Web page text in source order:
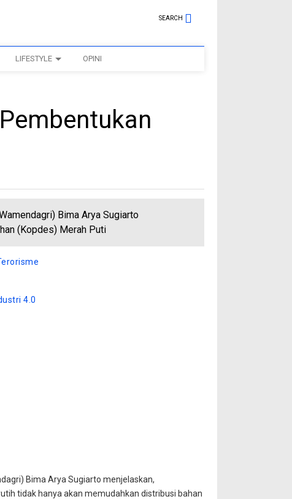
SEARCH
LIFESTYLE OPINI
Bima Arya Sugiarto
(Kopdes) Merah Puti
4.0
Bima Arya Sugiarto menjelaskan,
tidak hanya akan memudahkan distribusi bahan